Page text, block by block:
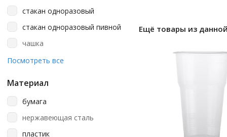
черный
375 мл
400 мл
450 мл
473 мл
500 мл
стакан одноразовый
стакан одноразовый пивной
чашка
чашка одноразовая
Посмотреть все
Материал
бумага
нержавеющая сталь
пластик
Ещё товары из